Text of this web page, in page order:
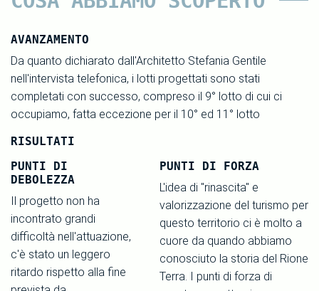
AVANZAMENTO
Da quanto dichiarato dall'Architetto Stefania Gentile
nell'intervista telefonica, i lotti progettati sono stati
completati con successo, compreso il 9° lotto di cui ci
occupiamo, fatta eccezione per il 10° ed 11° lotto
RISULTATI
PUNTI DI
DEBOLEZZA
Il progetto non ha
incontrato grandi
difficoltà nell'attuazione,
c'è stato un leggero
ritardo rispetto alla fine
PUNTI DI FORZA
L'idea di "rinascita" e
valorizzazione del turismo per
questo territorio ci è molto a
cuore da quando abbiamo
conosciuto la storia del Rione
Terra. I punti di forza di